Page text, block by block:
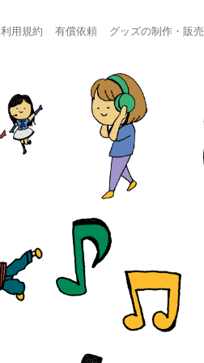
利用規約 有償依頼 グッズの制作・販売